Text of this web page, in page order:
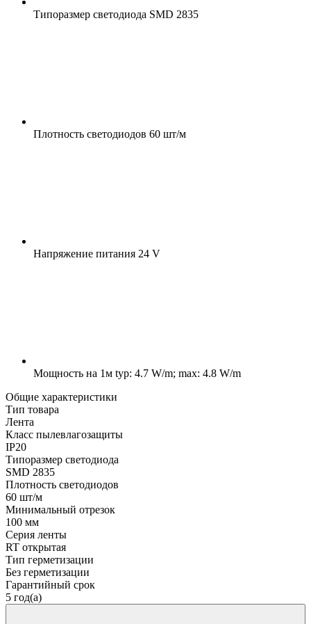
Типоразмер светодиода SMD 2835
Плотность светодиодов 60 шт/м
Напряжение питания 24 V
Мощность на 1м typ: 4.7 W/m; max: 4.8 W/m
Общие характеристики
Тип товара
Лента
Класс пылевлагозащиты
IP20
Типоразмер светодиода
SMD 2835
Плотность светодиодов
60 шт/м
Минимальный отрезок
100 мм
Серия ленты
RT открытая
Тип герметизации
Без герметизации
Гарантийный срок
5 год(а)